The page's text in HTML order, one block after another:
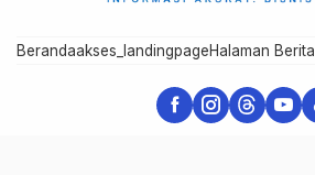
Berandaakses_landingpageHalaman Berita